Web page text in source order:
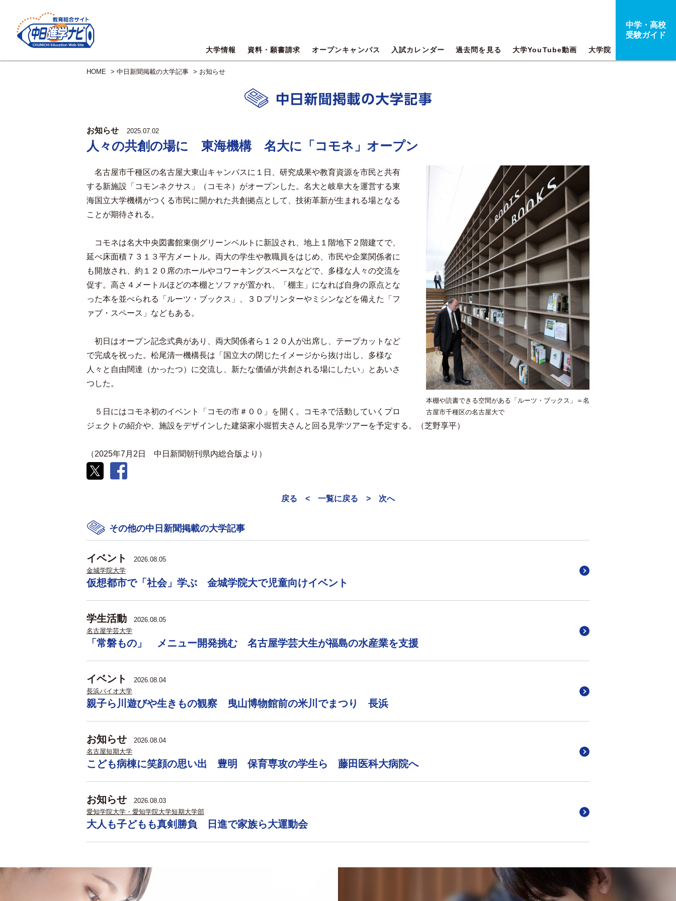
大学情報 資料・願書請求 オープンキャンパス 入試カレンダー 過去問を見る 大学YouTube動画 大学院
中学・高校
受験ガイド
HOME > 中日新聞掲載の大学記事 > お知らせ
お知らせ 2025.07.02
人々の共創の場に 東海機構 名大に「コモネ」オープン
本棚や読書できる空間がある「ルーツ・ブックス」＝名
古屋市千種区の名古屋大で
名古屋市千種区の名古屋大東山キャンパスに１日、研究成果や教育資源を市民と共有
する新施設「コモンネクサス」（コモネ）がオープンした。名大と岐阜大を運営する東
海国立大学機構がつくる市民に開かれた共創拠点として、技術革新が生まれる場となる
ことが期待される。
コモネは名大中央図書館東側グリーンベルトに新設され、地上１階地下２階建てで、
延べ床面積７３１３平方メートル。両大の学生や教職員をはじめ、市民や企業関係者に
も開放され、約１２０席のホールやコワーキングスペースなどで、多様な人々の交流を
促す。高さ４メートルほどの本棚とソファが置かれ、「棚主」になれば自身の原点とな
った本を並べられる「ルーツ・ブックス」、３Ｄプリンターやミシンなどを備えた「フ
ァブ・スペース」などもある。
初日はオープン記念式典があり、両大関係者ら１２０人が出席し、テープカットなど
で完成を祝った。松尾清一機構長は「国立大の閉じたイメージから抜け出し、多様な
人々と自由闊達（かったつ）に交流し、新たな価値が共創される場にしたい」とあいさ
つした。
５日にはコモネ初のイベント「コモの市＃００」を開く。コモネで活動していくプロ
ジェクトの紹介や、施設をデザインした建築家小堀哲夫さんと回る見学ツアーを予定する。（芝野享平）
（2025年7月2日 中日新聞朝刊県内総合版より）
戻る < 一覧に戻る > 次へ
その他の中日新聞掲載の大学記事
イベント
2026.08.05
金城学院大学
仮想都市で「社会」学ぶ 金城学院大で児童向けイベント
学生活動
2026.08.05
名古屋学芸大学
「常磐もの」 メニュー開発挑む 名古屋学芸大生が福島の水産業を支援
イベント
2026.08.04
長浜バイオ大学
親子ら川遊びや生きもの観察 曳山博物館前の米川でまつり 長浜
お知らせ
2026.08.04
名古屋短期大学
こども病棟に笑顔の思い出 豊明 保育専攻の学生ら 藤田医科大病院へ
お知らせ
2026.08.03
愛知学院大学・愛知学院大学短期大学部
大人も子どもも真剣勝負 日進で家族ら大運動会